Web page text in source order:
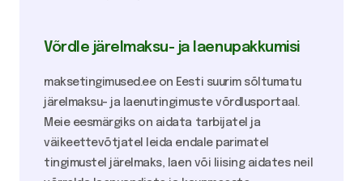
Võrdle järelmaksu- ja laenupakkumisi
maksetingimused.ee on Eesti suurim sõltumatu
järelmaksu- ja laenutingimuste võrdlusportaal.
Meie eesmärgiks on aidata tarbijatel ja
väikeettevõtjatel leida endale parimatel
tingimustel järelmaks, laen või liising aidates neil